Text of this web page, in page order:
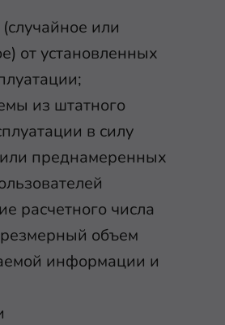
или
от установленных
из штатного
в силу
преднамеренных
расчетного числа
объем
информации и